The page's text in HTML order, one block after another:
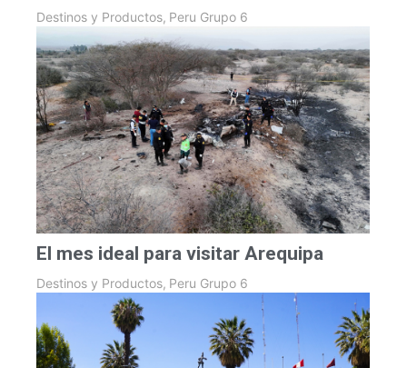
Destinos y Productos, Peru Grupo 6
El mes ideal para visitar Arequipa
Destinos y Productos, Peru Grupo 6